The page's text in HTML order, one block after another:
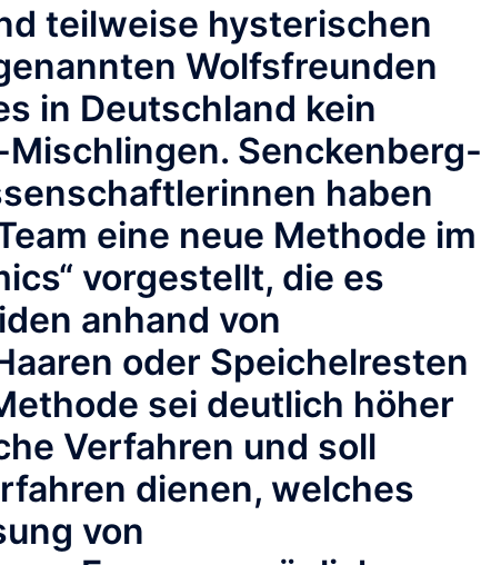
teilweise hysterischen
Wolfsfreunden
in Deutschland kein
Senckenberg-
haben
eine neue Methode im
vorgestellt, die es
anhand von
oder Speichelresten
sei deutlich höher
Verfahren und soll
dienen, welches
von